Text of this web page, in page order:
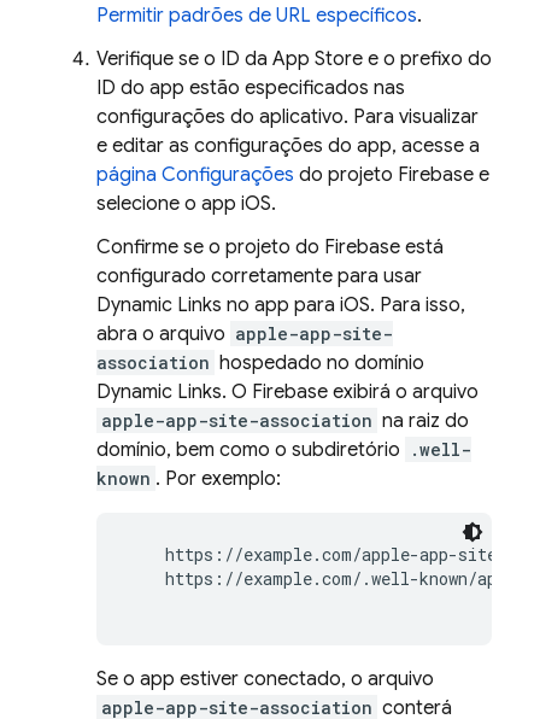
Permitir padrões de URL específicos.
Verifique se o ID da App Store e o prefixo do
ID do app estão especificados nas
configurações do aplicativo. Para visualizar
e editar as configurações do app, acesse a
página Configurações do projeto Firebase e
selecione o app iOS.
Confirme se o projeto do Firebase está
configurado corretamente para usar
Dynamic Links no app para iOS. Para isso,
abra o arquivo apple-app-site-
association hospedado no domínio
Dynamic Links. O Firebase exibirá o arquivo
apple-app-site-association na raiz do
domínio, bem como o subdiretório
.well-
known . Por exemplo:
https://example.com/apple-app-site-
https://example.com/.well-known/
Se o app estiver conectado, o arquivo
apple-app-site-association conterá